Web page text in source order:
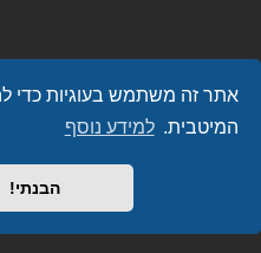
אתר זה משתמש בעוגיות כדי
המיטבית. למידע נוסף
הבנתי!